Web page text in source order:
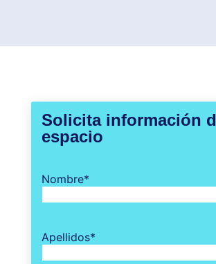
Solicita información
espacio
Nombre*
Apellidos*